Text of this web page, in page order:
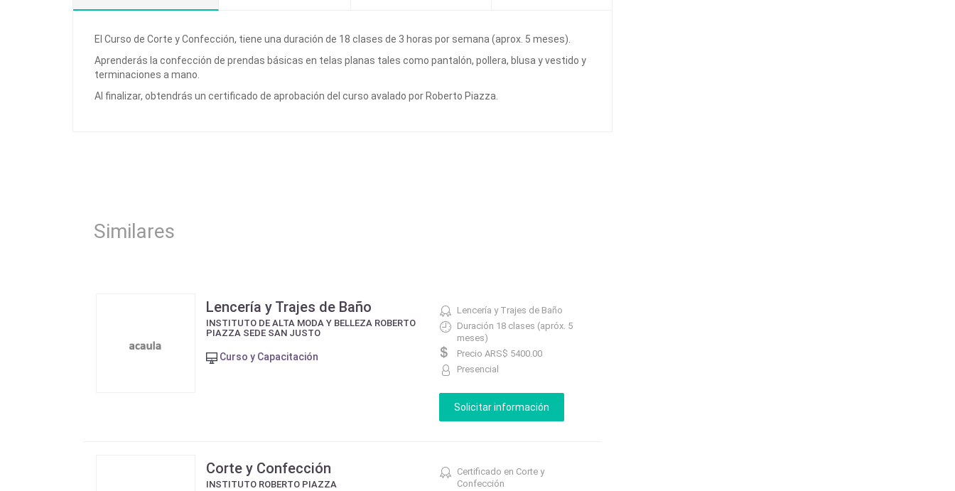
El Curso de Corte y Confección, tiene una duración de 18 clases de 3 horas por semana (aprox. 5 meses).
Aprenderás la confección de prendas básicas en telas planas tales como pantalón, pollera, blusa y vestido y
terminaciones a mano.
Al finalizar, obtendrás un certificado de aprobación del curso avalado por Roberto Piazza.
Similares
Lencería y Trajes de Baño
INSTITUTO DE ALTA MODA Y BELLEZA ROBERTO
PIAZZA SEDE SAN JUSTO
Curso y Capacitación
Lencería y Trajes de Baño
Duración 18 clases (apróx. 5
meses)
Precio ARS$ 5400.00
Presencial
Corte y Confección
INSTITUTO ROBERTO PIAZZA
Certificado en Corte y
Confección